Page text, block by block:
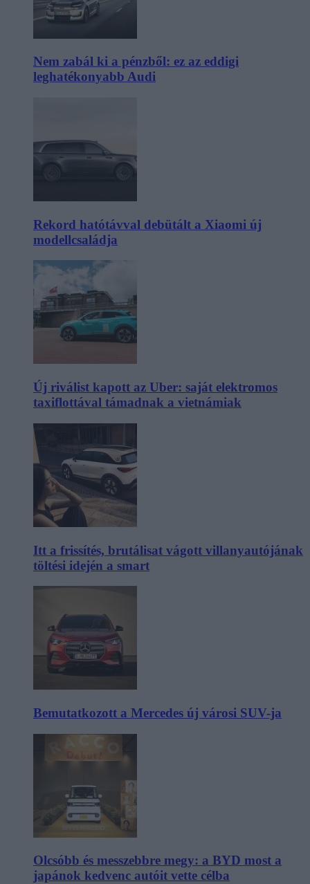
Nem zabál ki a pénzből: ez az eddigi
leghatékonyabb Audi
Rekord hatótávval debütált a Xiaomi új
modellcsaládja
Új riválist kapott az Uber: saját elektromos
taxiflottával támadnak a vietnámiak
Itt a frissítés, brutálisat vágott villanyautójának
töltési idején a smart
Bemutatkozott a Mercedes új városi SUV-ja
Olcsóbb és messzebbre megy: a BYD most a
japánok kedvenc autóit vette célba